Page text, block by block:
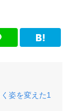
姿を変えた1